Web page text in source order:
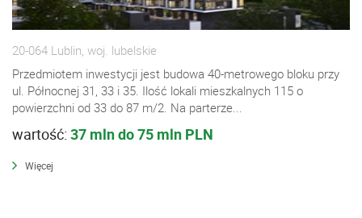
20-064 Lublin, woj. lubelskie
Przedmiotem inwestycji jest budowa 40-metrowego bloku przy
ul. Północnej 31, 33 i 35. Ilość lokali mieszkalnych 115 o
powierzchni od 33 do 87 m/2. Na parterze...
wartość: 37 mln do 75 mln PLN
Więcej